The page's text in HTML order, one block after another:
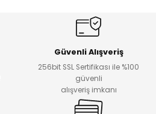
Güvenli Alışveriş
256bit SSL Sertifikası ile %100
güvenli
alışveriş imkanı